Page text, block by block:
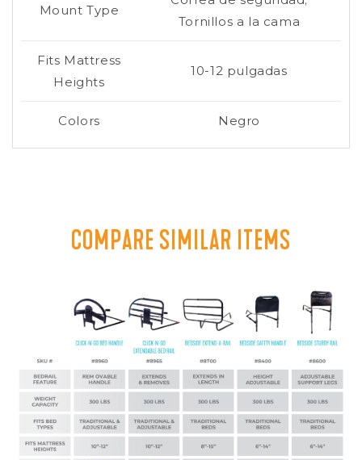
Mount Type
Tornillos a la cama
Fits Mattress
Heights
10-12 pulgadas
Colors Negro
COMPARE SIMILAR ITEMS